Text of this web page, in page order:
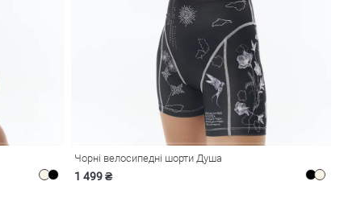
Чорні велосипедні шорти Душа
1 499 ₴